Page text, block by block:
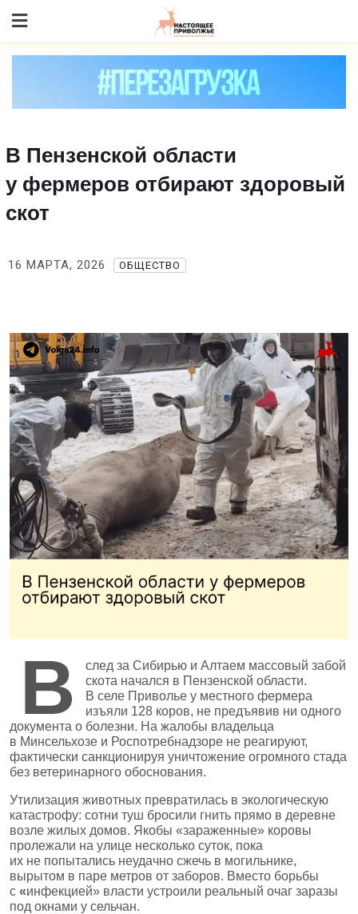
to content
В Пензенской области
у фермеров отбирают здоровый
скот
16 МАРТА, 2026 ОБЩЕСТВО
В
след за Сибирью и Алтаем массовый забой
скота начался в Пензенской области.
В селе Приволье у местного фермера
изъяли 128 коров, не предъявив ни одного
документа о болезни. На жалобы владельца
в Минсельхозе и Роспотребнадзоре не реагируют,
фактически санкционируя уничтожение огромного стада
без ветеринарного обоснования.
Утилизация животных превратилась в экологическую
катастрофу: сотни туш бросили гнить прямо в деревне
возле жилых домов. Якобы «зараженные» коровы
пролежали на улице несколько суток, пока
их не попытались неудачно сжечь в могильнике,
вырытом в паре метров от заборов. Вместо борьбы
с «инфекцией» власти устроили реальный очаг заразы
под окнами у сельчан.